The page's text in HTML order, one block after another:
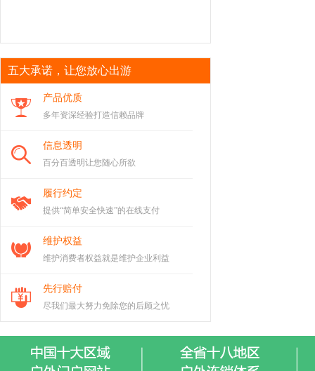
五大承诺，让您放心出游
产品优质
多年资深经验打造信赖品牌
信息透明
百分百透明让您随心所欲
履行约定
提供“简单安全快速”的在线支付
维护权益
维护消费者权益就是维护企业利益
先行赔付
尽我们最大努力免除您的后顾之忧